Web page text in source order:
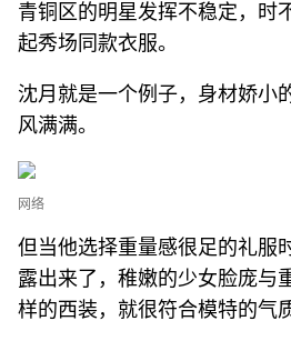
青铜区的明星发挥不稳定，时
起秀场同款衣服。
沈月就是一个例子，身材娇小
风满满。
网络
但当他选择重量感很足的礼服
露出来了，稚嫩的少女脸庞与
样的西装，就很符合模特的气